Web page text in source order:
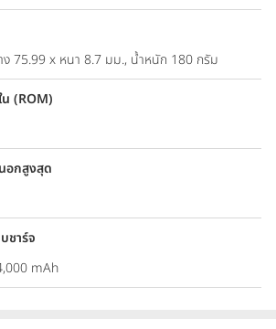
ง 75.99 x หนา 8.7 มม., น้ำหนัก 180 กรัม
(ROM)
อกสูงสุด
ชาร์จ
mAh